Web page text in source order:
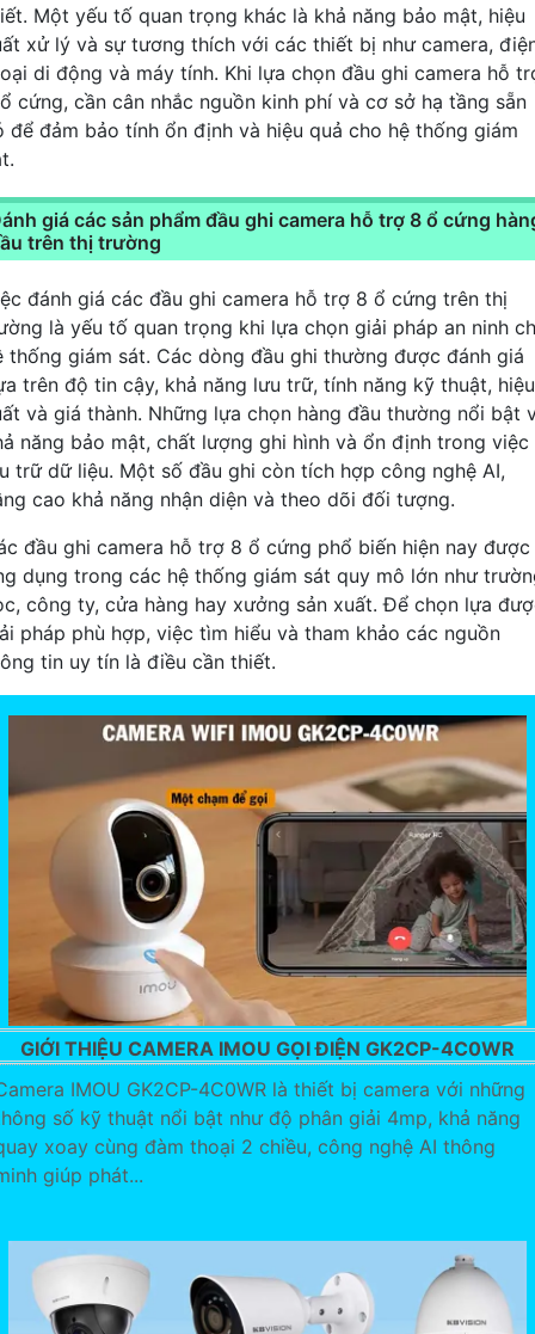
Một yếu tố quan trọng khác là khả năng bảo mật, hiệu
xử lý và sự tương thích với các thiết bị như camera,
di động và máy tính. Khi lựa chọn đầu ghi camera hỗ
cứng, cần cân nhắc nguồn kinh phí và cơ sở hạ tầng sẵn
để đảm bảo tính ổn định và hiệu quả cho hệ thống giám
giá các sản phẩm đầu ghi camera hỗ trợ 8 ổ cứng
trên thị trường
đánh giá các đầu ghi camera hỗ trợ 8 ổ cứng trên thị
là yếu tố quan trọng khi lựa chọn giải pháp an ninh
thống giám sát. Các dòng đầu ghi thường được đánh giá
trên độ tin cậy, khả năng lưu trữ, tính năng kỹ thuật, hiệu
và giá thành. Những lựa chọn hàng đầu thường nổi bật
năng bảo mật, chất lượng ghi hình và ổn định trong việc
trữ dữ liệu. Một số đầu ghi còn tích hợp công nghệ AI,
cao khả năng nhận diện và theo dõi đối tượng.
đầu ghi camera hỗ trợ 8 ổ cứng phổ biến hiện nay được
dụng trong các hệ thống giám sát quy mô lớn như
công ty, cửa hàng hay xưởng sản xuất. Để chọn lựa
pháp phù hợp, việc tìm hiểu và tham khảo các nguồn
tin uy tín là điều cần thiết.
GIỚI THIỆU CAMERA IMOU GỌI ĐIỆN GK2CP-4C0WR
IMOU GK2CP-4C0WR là thiết bị camera với những
số kỹ thuật nổi bật như độ phân giải 4mp, khả năng
xoay cùng đàm thoại 2 chiều, công nghệ AI thông
giúp phát...